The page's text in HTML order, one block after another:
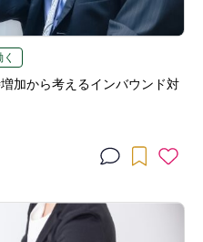
加から考えるインバウンド対